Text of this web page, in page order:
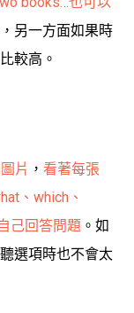
另一方面如果時
較高。
片 ， 看著每張
、which、
己回答問題 。如
選項時也不會太